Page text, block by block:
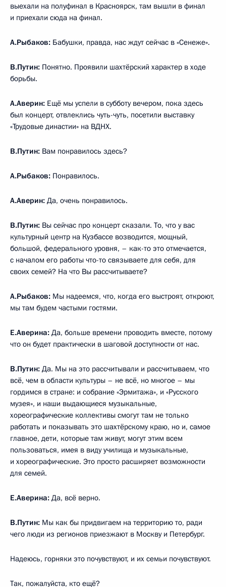
выехали на полуфинал в Красноярск, там вышли в финал
и приехали сюда на финал.
А.Рыбаков: Бабушки, правда, нас ждут сейчас в «Сенеже».
В.Путин: Понятно. Проявили шахтёрский характер в ходе
борьбы.
А.Аверин: Ещё мы успели в субботу вечером, пока здесь
был концерт, отвлеклись чуть-чуть, посетили выставку
«Трудовые династии» на ВДНХ.
В.Путин: Вам понравилось здесь?
А.Рыбаков: Понравилось.
А.Аверин: Да, очень понравилось.
В.Путин: Вы сейчас про концерт сказали. То, что у вас
культурный центр на Кузбассе возводится, мощный,
большой, федерального уровня, – как-то это отмечается,
с началом его работы что-то связываете для себя, для
своих семей? На что Вы рассчитываете?
А.Рыбаков: Мы надеемся, что, когда его выстроят, откроют,
мы там будем частыми гостями.
Е.Аверина: Да, больше времени проводить вместе, потому
что он будет практически в шаговой доступности от нас.
В.Путин: Да. Мы на это рассчитывали и рассчитываем, что
всё, чем в области культуры – не всё, но многое – мы
гордимся в стране: и собрание «Эрмитажа», и «Русского
музея», и наши выдающиеся музыкальные,
хореографические коллективы смогут там не только
работать и показывать это шахтёрскому краю, но и, самое
главное, дети, которые там живут, могут этим всем
пользоваться, имея в виду училища и музыкальные,
и хореографические. Это просто расширяет возможности
для семей.
Е.Аверина: Да, всё верно.
В.Путин: Мы как бы придвигаем на территорию то, ради
чего люди из регионов приезжают в Москву и Петербург.
Надеюсь, горняки это почувствуют, и их семьи почувствуют.
Так, пожалуйста, кто ещё?